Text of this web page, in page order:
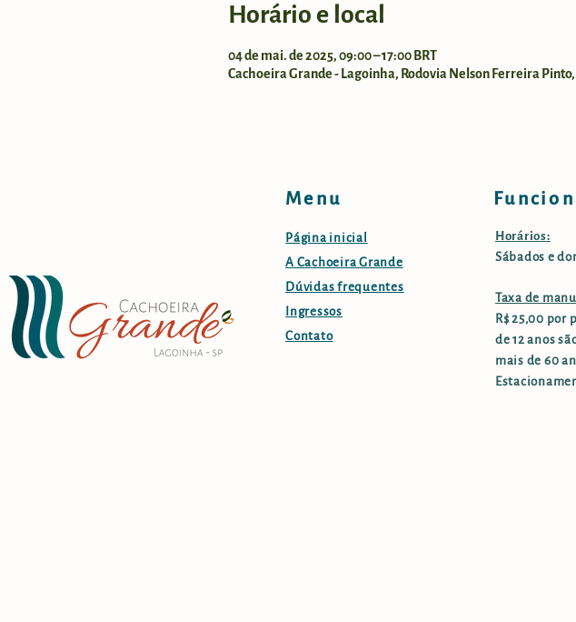
Horário e local
04 de mai. de 2025, 09:00 – 17:00 BRT
Cachoeira Grande - Lagoinha, Rodovia Nelson Ferreira Pinto,
Menu
Página inicial
A Cachoeira Grande
Dúvidas frequentes
Ingressos
Contato
Horários:
Sábados e
Taxa de
R$ 25,00 por
de 12 anos
mais de 60